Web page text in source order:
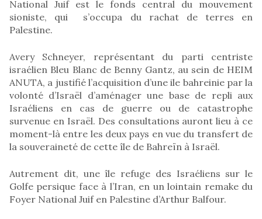
National Juif est le fonds central du mouvement
sioniste, qui s’occupa du rachat de terres en
Palestine.
Avery Schneyer, représentant du parti centriste
israélien Bleu Blanc de Benny Gantz, au sein de HEIM
ANUTA, a justifié l’acquisition d’une ile bahreinie par la
volonté d’Israël d’aménager une base de repli aux
Israéliens en cas de guerre ou de catastrophe
survenue en Israël. Des consultations auront lieu à ce
moment-là entre les deux pays en vue du transfert de
la souveraineté de cette île de Bahreïn à Israël.
Autrement dit, une île refuge des Israéliens sur le
Golfe persique face à l’Iran, en un lointain remake du
Foyer National Juif en Palestine d’Arthur Balfour.